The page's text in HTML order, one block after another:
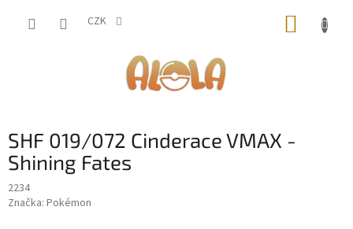
CZK
SHF 019/072 Cinderace VMAX -
Shining Fates
2234
Značka: Pokémon